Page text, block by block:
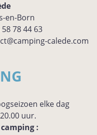
en-Born
58 78 44 63
calede.com
elke dag
uur.
: